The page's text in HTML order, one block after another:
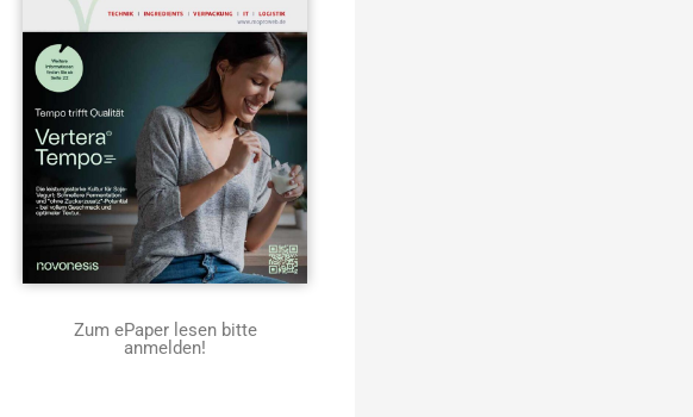
Zum ePaper lesen bitte
anmelden!